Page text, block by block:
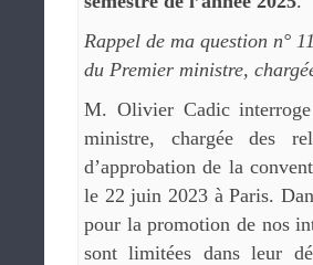
Rappel de ma question n°
du Premier ministre,
M. Olivier Cadic
ministre, chargée des
d’approbation de la
le 22 juin 2023 à Paris.
pour la promotion de nos
sont limitées dans leur